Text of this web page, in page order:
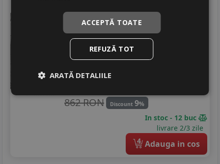
285/45 R21 113Y DOT 26
SUV / 4x4
Consum B
Aderenta
862 RON Discount 9%
In stoc - 12 buc
livrare 2/3 zile
4 Adauga in cos
ACCEPTĂ TOATE
REFUZĂ TOT
ARATĂ DETALIILE